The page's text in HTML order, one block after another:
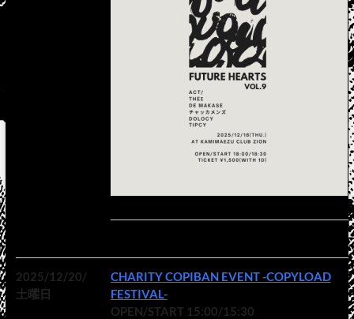
2025/12/20/
土曜日
CHARITY COPIBAN EVENT -COPYLOAD
FESTIVAL-
OPEN/START 15:00/15:30